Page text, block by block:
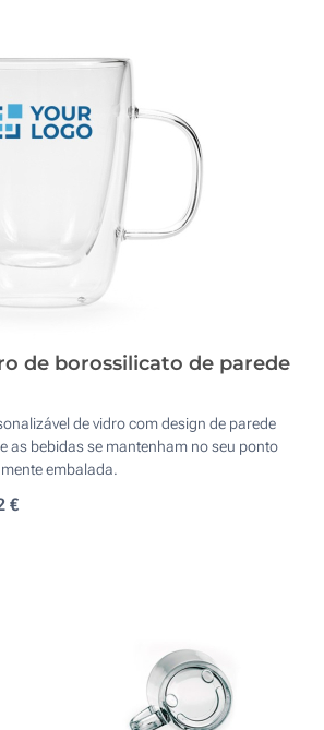
de borossilicato de parede
de vidro com design de parede
as bebidas se mantenham no seu ponto
embalada.
€